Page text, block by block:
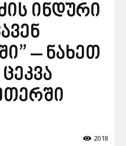
ინდური
– ნახეთ
2018